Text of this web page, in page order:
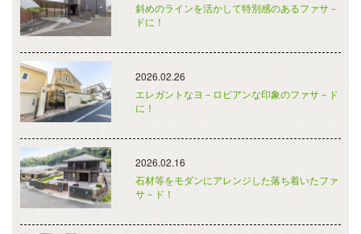
斜めのラインを活かして特別感のあるファサ－
ドに！
2026.02.26
エレガントなヨ－ロピアンな印象のファサ－ド
に！
2026.02.16
石材等をモダンにアレンジした落ち着いたファ
サ－ド！